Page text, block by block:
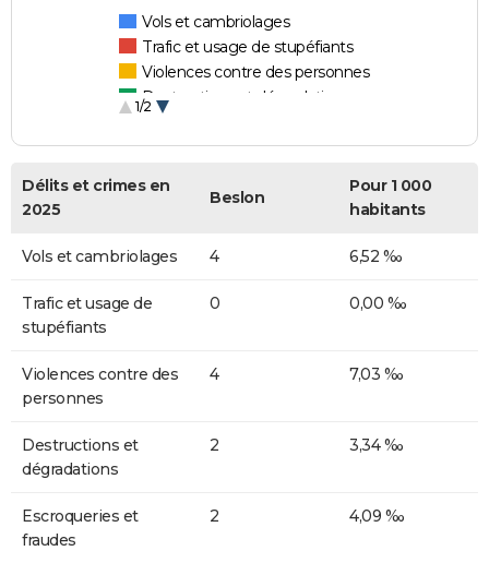
Vols et cambriolages
Trafic et usage de stupéfiants
Violences contre des personnes
Destructions et dégradations
1/2
Délits et crimes en
2025
Beslon
Pour 1 000
habitants
Vols et cambriolages 4 6,52 ‰
Trafic et usage de
stupéfiants
0 0,00 ‰
Violences contre des
personnes
4 7,03 ‰
Destructions et
dégradations
2 3,34 ‰
Escroqueries et
fraudes
2 4,09 ‰